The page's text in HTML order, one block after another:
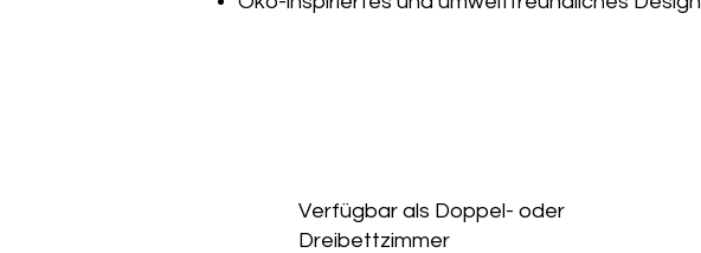
Verfügbar als Doppel- oder
Dreibettzimmer